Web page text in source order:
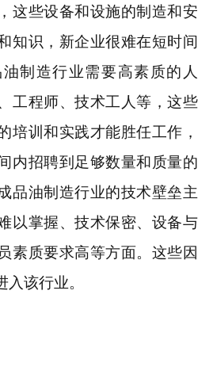
这些设备和设施的制造和安
知识，新企业很难在短时间
制造行业需要高素质的人
工程师、技术工人等，这些
培训和实践才能胜任工作，
内招聘到足够数量和质量的
品油制造行业的技术壁垒主
以掌握、技术保密、设备与
素质要求高等方面。这些因
该行业。